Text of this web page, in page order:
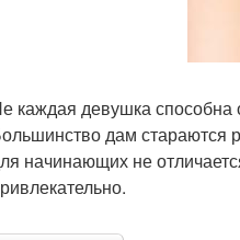
каждая девушка способна
дам стараются
начинающих не